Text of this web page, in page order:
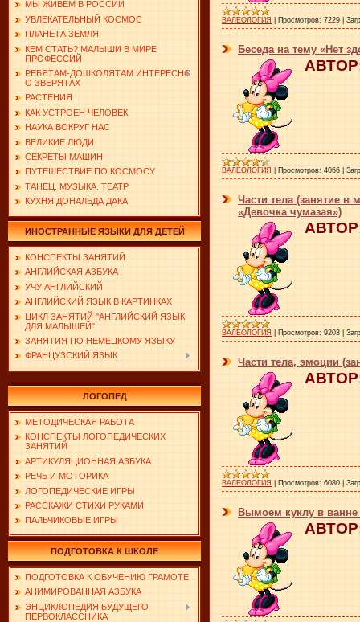
МЫ ЖИВЕМ В РОССИИ
УВЛЕКАТЕЛЬНЫЙ КОСМОС
ПЛАНЕТА ЗЕМЛЯ
КЕМ СТАТЬ? МАЛЫШИ В МИРЕ
ПРОФЕССИЙ
РЕБЯТАМ-ДОШКОЛЯТАМ ИНТЕРЕСНО
О ЗВЕРЯТАХ
РАСТЕНИЯ
КАК УСТРОЕН ЧЕЛОВЕК
НАУКА ВОКРУГ НАС
ВЕЛИКИЕ ЛЮДИ
СЕКРЕТЫ МАШИН
ПУТЕШЕСТВИЕ ПО КОСМОСУ
ТАНЕЦ. МУЗЫКА. ТЕАТР
КУХНЯ ДОНАЛЬДА ДАКА
ИНОСТРАННЫЕ ЯЗЫКИ ДЛЯ ДЕТЕЙ
КОНСПЕКТЫ ЗАНЯТИЙ
АНГЛИЙСКАЯ АЗБУКА
УЧУ АНГЛИЙСКИЙ
АНГЛИЙСКИЙ ЯЗЫК В КАРТИНКАХ
ЦИКЛ ЗАНЯТИЙ "АНГЛИЙСКИЙ ЯЗЫК
ДЛЯ МАЛЫШЕЙ"
ЗАНЯТИЯ ПО НЕМЕЦКОМУ ЯЗЫКУ
ФРАНЦУЗСКИЙ ЯЗЫК
ЛОГОПЕД
МЕТОДИЧЕСКАЯ РАБОТА
КОНСПЕКТЫ ЛОГОПЕДИЧЕСКИХ
ЗАНЯТИЙ
АРТИКУЛЯЦИОННАЯ АЗБУКА
РЕЧЬ И МОТОРИКА
ЛОГОПЕДИЧЕСКИЕ ИГРЫ
РАССКАЖИ СТИХИ РУКАМИ
ПАЛЬЧИКОВЫЕ ИГРЫ
ПОДГОТОВКА К ШКОЛЕ
ПОДГОТОВКА К ОБУЧЕНИЮ ГРАМОТЕ
АНИМИРОВАННАЯ АЗБУКА
ЭНЦИКЛОПЕДИЯ БУДУЩЕГО
ПЕРВОКЛАССНИКА
ВАЛЕОЛОГИЯ Просмотров: 7229
Беседа на тему «Нет
ВАЛЕОЛОГИЯ Просмотров: 4066
Части тела (занятие в
«Девочка чумазая»)
ВАЛЕОЛОГИЯ Просмотров: 9203
Части тела, эмоции
ВАЛЕОЛОГИЯ Просмотров: 6080
Вымоем куклу в ванне